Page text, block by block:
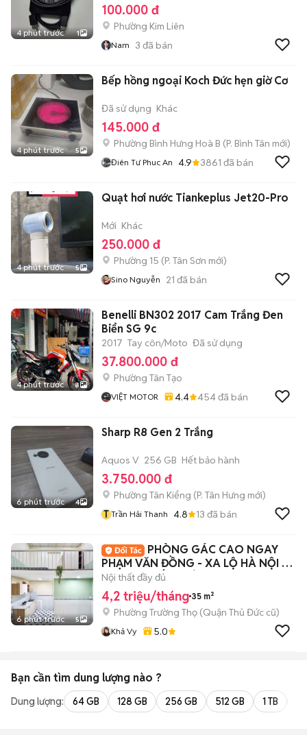
4 phút trước 1
100.000 đ
Phường Kim Liên
Nam 3 đã bán
4 phút trước 5
Bếp hồng ngoại Koch Đức hẹn giờ Cơ
Đã sử dụng Khác
145.000 đ
Phường Bình Hưng Hoà B (P. Bình Tân mới)
Điên Tư Phuc An 4.9 3861 đã bán
4 phút trước 5
Quạt hơi nước Tiankeplus Jet20-Pro
Mới Khác
250.000 đ
Phường 15 (P. Tân Sơn mới)
Sino Nguyễn 21 đã bán
4 phút trước 8
Benelli BN302 2017 Cam Trắng Đen
Biển SG 9c
2017 Tay côn/Moto Đã sử dụng
37.800.000 đ
Phường Tân Tạo
VIỆT MOTOR 4.4 454đã bán
6 phút trước 4
Sharp R8 Gen 2 Trắng
Aquos V 256 GB Hết bảo hành
3.750.000 đ
Phường Tân Kiểng (P. Tân Hưng mới)
T Trần Hải Thanh 4.8 13 đã bán
6 phút trước 5
PHÒNG GÁC CAO NGAY
PHẠM VĂN ĐỒNG - XA LỘ HÀ NỘI -
ĐẠI HỌC KIẾN TRÚC
Nội thất đầy đủ
4,2 triệu/tháng 35 m²
Phường Trường Thọ (Quận Thủ Đức cũ)
Khả Vy 5.0
Bạn cần tìm dung lượng nào ?
Dung lượng: 64 GB 128 GB 256 GB 512 GB 1 TB